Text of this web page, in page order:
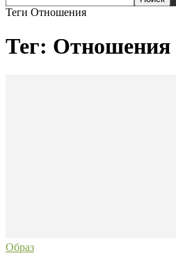
Теги Отношения
Тег: Отношения
Образ